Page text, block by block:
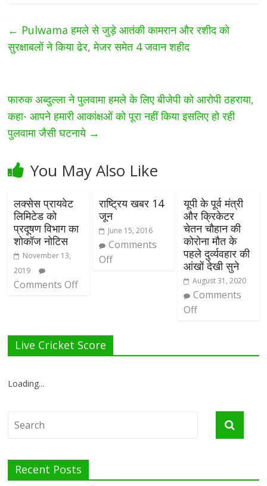
← Pulwama हमले से जुड़े आतंकी कामरान और रशीद को
सुरक्षाबलों ने किया ढेर, मेजर समेत 4 जवान शहीद
फारुक अब्दुल्ला ने पुलवामा हमले के लिए बीजेपी को आरोपी ठहराया,
कहा- आपने हमारी आकांक्षओं को पूरा नहीं किया इसलिए हो रही
पुलवामा जैसी घटनाये →
You May Also Like
लक्सेस प्रायवेट
लिमिटेड को
प्रदूषण विभाग का
शोकॉज नोटिस
November 13,
2019
Comments Off
राष्ट्रिय खबर 14
जून
June 15, 2016
Comments
Off
यूपी के पूर्व मंत्री
और क्रिकेटर
चेतन चौहान की
कोरोना मौत के
पहले दुर्व्यवहार की
आंखों देखी सुने
August 31, 2020
Comments
Off
Live Cricket Score
Loading...
Recent Posts